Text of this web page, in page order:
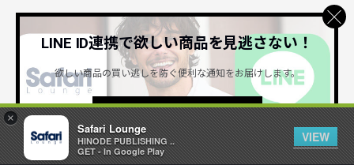
×
Safari Lounge
HINODE PUBLISHING ..
GET - In Google Play
VIEW
公式SNSアカウント
Safari Lounge アプリ
限定の機能もあるアプリでサクサクお買い物
LINE ID連携で欲しい商品を見逃さない！
欲しい商品の買い逃しを防ぐ便利な通知をお届けします。
詳しくはこちら ＞